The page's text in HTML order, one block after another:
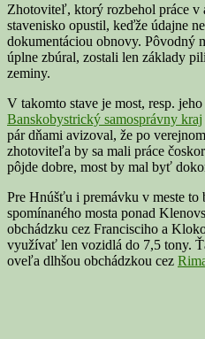
Zhotoviteľ, ktorý rozbehol práce v
stavenisko opustil, keďže údajne
dokumentáciou obnovy. Pôvodný
úplne zbúral, zostali len základy
zeminy.
V takomto stave je most, resp.
Banskobystrický samosprávny kraj
pár dňami avizoval, že po
zhotoviteľa by sa mali práce
pôjde dobre, most by mal byť
Pre Hnúšťu i premávku v meste to
spomínaného mosta ponad
obchádzku cez Francisciho a
využívať len vozidlá do 7,5 tony.
oveľa dlhšou obchádzkou cez